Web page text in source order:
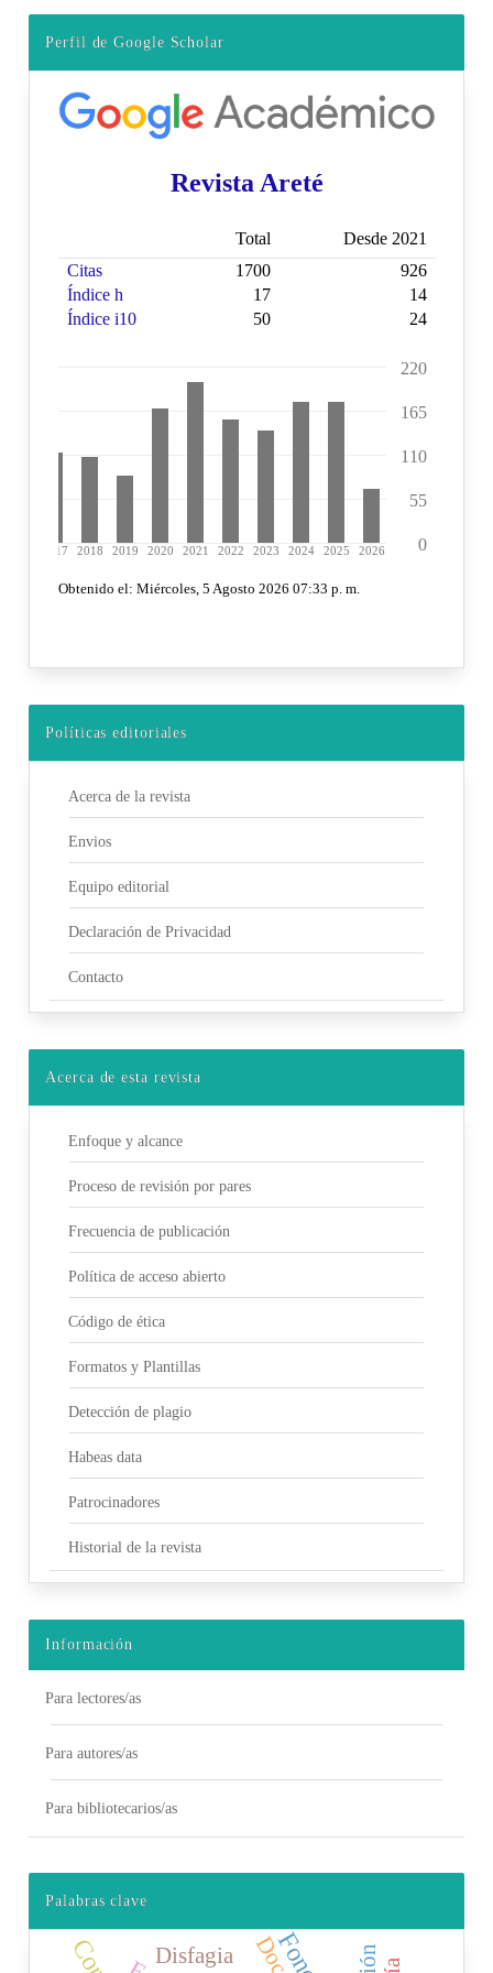
Perfil de Google Scholar
Políticas editoriales
Acerca de la revista
Envios
Equipo editorial
Declaración de Privacidad
Contacto
Acerca de esta revista
Enfoque y alcance
Proceso de revisión por pares
Frecuencia de publicación
Política de acceso abierto
Código de ética
Formatos y Plantillas
Detección de plagio
Habeas data
Patrocinadores
Historial de la revista
Información
Para lectores/as
Para autores/as
Para bibliotecarios/as
Palabras clave
Disfagia